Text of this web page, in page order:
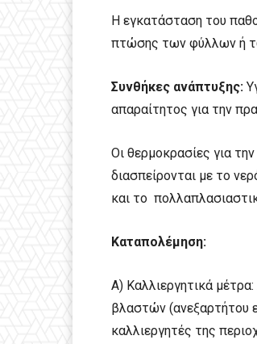
Η εγκατάσταση του
πτώσης των φύλλων ή
Συνθήκες ανάπτυξης:
απαραίτητος για την
Οι θερμοκρασίες για
διασπείρονται με το
και το
Καταπολέμηση:
Α) Καλλιεργητικά
βλαστών (ανεξαρτήτου
καλλιεργητές της